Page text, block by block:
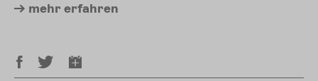
mehr erfahren